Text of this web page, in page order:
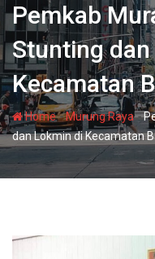
Pemkab
Stunting
Kecamatan
Home-Murung Raya-
dan Lokmin di Kecamatan